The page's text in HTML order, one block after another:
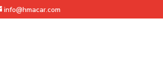
info@hmacar.com